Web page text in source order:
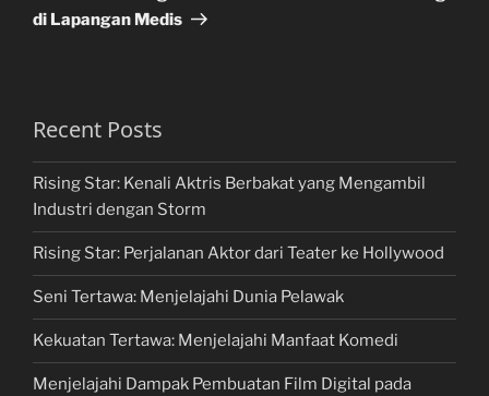
di Lapangan Medis
Recent Posts
Rising Star: Kenali Aktris Berbakat yang Mengambil
Industri dengan Storm
Rising Star: Perjalanan Aktor dari Teater ke Hollywood
Seni Tertawa: Menjelajahi Dunia Pelawak
Kekuatan Tertawa: Menjelajahi Manfaat Komedi
Menjelajahi Dampak Pembuatan Film Digital pada